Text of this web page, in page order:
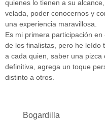
quienes lo tienen a su
velada, poder conocernos y
una experiencia maravillosa.
Es mi primera participación
de los finalistas, pero he leído
a cada quien, saber una
definitiva, agrega un toque
distinto a otros.
Bogardilla